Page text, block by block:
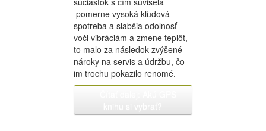
pomerne vysoká kľudová
spotreba a slabšia odolnosť
voči vibráciám a zmene teplôt,
to malo za následok zvýšené
nároky na servis a údržbu, čo
im trochu pokazilo renomé.